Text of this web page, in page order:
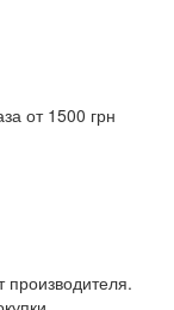
от 1500 грн